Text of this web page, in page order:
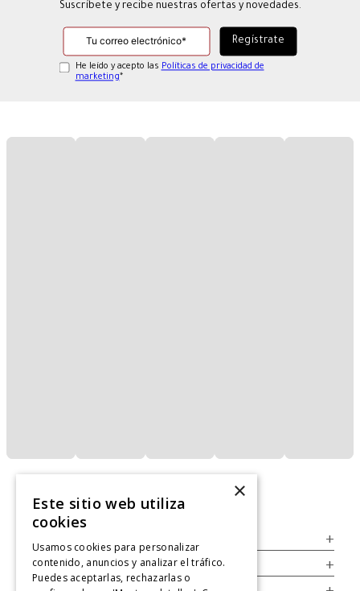
Suscríbete y recibe nuestras ofertas y novedades.
He leído y acepto las Políticas de privacidad de
marketing*
+
Legal +
×
Este sitio web utiliza
cookies
Usamos cookies para personalizar
contenido, anuncios y analizar el tráfico.
Puedes aceptarlas, rechazarlas o